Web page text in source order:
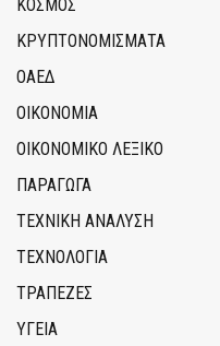
ΚΟΣΜΟΣ
ΚΡΥΠΤΟΝΟΜΊΣΜΑΤΑ
ΟΑΕΔ
ΟΙΚΟΝΟΜΙΑ
ΟΙΚΟΝΟΜΙΚΟ ΛΕΞΙΚΟ
ΠΑΡΑΓΩΓΑ
ΤΕΧΝΙΚΗ ΑΝΑΛΥΣΗ
ΤΕΧΝΟΛΟΓΙΑ
ΤΡΆΠΕΖΕΣ
ΥΓΕΙΑ